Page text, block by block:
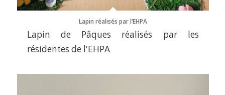
Lapin réalisés par l’EHPA
Lapin de Pâques réalisés par les
résidentes de l'EHPA